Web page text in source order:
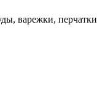
варежки, перчатки